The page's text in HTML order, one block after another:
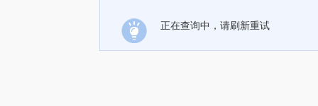
正在查询中，请刷新重试